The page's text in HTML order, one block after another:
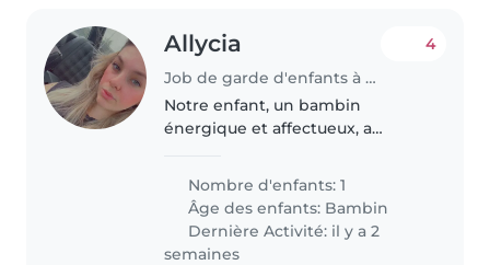
Allycia
Job de garde d'enfants à Wervik
4
Notre enfant, un bambin
énergique et affectueux, a
s'occuper de lui. Nous cherchons
une baby-sitter ou nounou à
l'aise avec la garde..
Nombre d'enfants: 1
Âge des enfants: Bambin
Dernière Activité: il y a 2
semaines